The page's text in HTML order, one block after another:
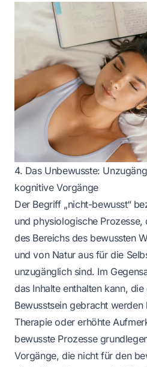
4. Das Unbewusste:
kognitive Vorgänge
Der Begriff „nicht-bewusst“
und physiologische
des Bereichs des bewussten
und von Natur aus für die
unzugänglich sind. Im
das Inhalte enthalten kann,
Bewusstsein gebracht
Therapie oder erhöhte
bewusste Prozesse
Vorgänge, die nicht für den